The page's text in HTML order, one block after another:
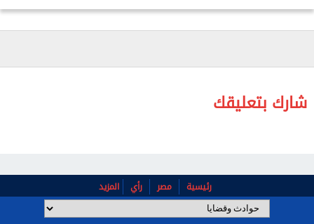
خلال فترة عرض محدودة، ما دفع الضحايا إلى سداد مبالغ
مالية كبيرة.
على أموالهم بقصد النصب، بعد الزعم بقدرتهما على بيع
سيارات جديدة بأسعار تقل عن قيمتها الحقيقية.
شارك بتعليقك
رئيسية مصر رأي المزيد